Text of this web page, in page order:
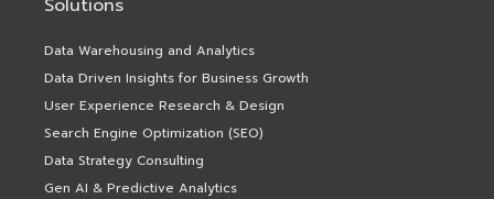
Data Warehousing and Analytics
Data Driven Insights for Business Growth
User Experience Research & Design
Search Engine Optimization (SEO)
Data Strategy Consulting
Gen AI & Predictive Analytics